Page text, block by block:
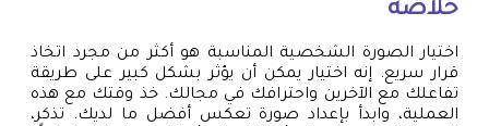
خلاصة
اختيار الصورة الشخصية المناسبة هو أكثر من مجرد اتخاذ
قرار سريع. إنه اختيار يمكن أن يؤثر بشكل كبير على طريقة
تفاعلك مع الآخرين واحترافك في مجالك. خذ وقتك مع هذه
العملية، وابدأ بإعداد صورة تعكس أفضل ما لديك. تذكر،